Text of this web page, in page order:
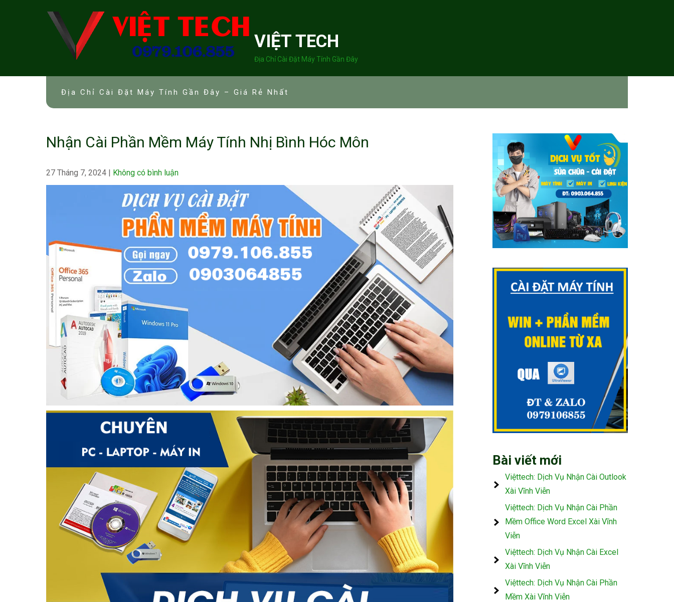
VIỆT TECH
Địa Chỉ Cài Đặt Máy Tính Gần Đây
Địa Chỉ Cài Đặt Máy Tính Gần Đây – Giá Rẻ Nhất
Nhận Cài Phần Mềm Máy Tính Nhị Bình Hóc Môn
27 Tháng 7, 2024 | Không có bình luận
Bài viết mới
Việttech: Dịch Vụ Nhận Cài Outlook
Xài Vĩnh Viễn
Việttech: Dịch Vụ Nhận Cài Phần
Mềm Office Word Excel Xài Vĩnh
Viễn
Việttech: Dịch Vụ Nhận Cài Excel
Xài Vĩnh Viễn
Việttech: Dịch Vụ Nhận Cài Phần
Mềm Xài Vĩnh Viễn